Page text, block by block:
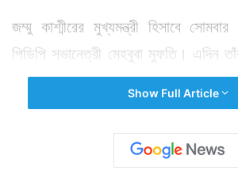
জম্মু কাশ্মীরের মুখ্যমন্ত্রী হিসাবে
পিডিপি সভানেত্রী মেহবুবা মুফতি। এদিন
শপথ গ্রহণ করেন। শপথ গ্রহণ করান
৫৬ বছর বয়সী মেহবুবা ভূস্বর্গের প্রথম
জানুয়ারি জম্মু কাশ্মীরের মুখ্যমন্ত্রী মুফতি
পরবর্তী মুখ্যমন্ত্রী কে হবেন তাই নিয়ে এর
Show Full Article